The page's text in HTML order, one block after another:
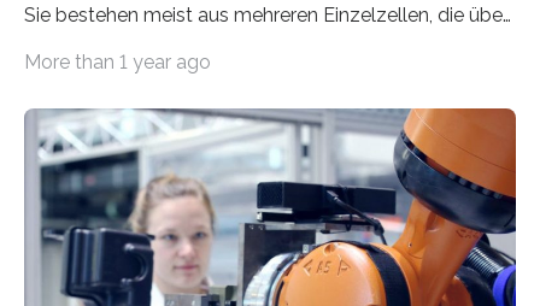
Sie bestehen meist aus mehreren Einzelzellen, die über
More than 1 year ago